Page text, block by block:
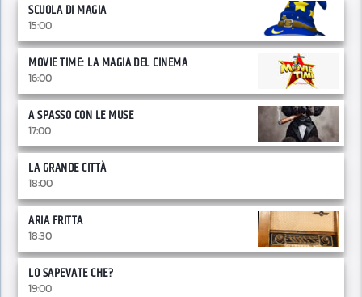
SCUOLA DI MAGIA
15:00
MOVIE TIME: LA MAGIA DEL CINEMA
16:00
A SPASSO CON LE MUSE
17:00
LA GRANDE CITTÀ
18:00
ARIA FRITTA
18:30
LO SAPEVATE CHE?
19:00